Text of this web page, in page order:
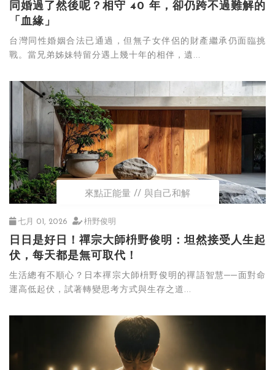
同婚過了然後呢？相守 40 年，卻仍跨不過難解的
「血緣」
台灣同性婚姻合法已通過，但無子女伴侶的財產繼承仍面臨挑
戰。當兄弟姊妹特留分遇上幾十年的相伴，遺...
來點正能量 與自己和解
七月 01, 2026 枡野俊明
日日是好日！禪宗大師枡野俊明：坦然接受人生起
伏，每天都是無可取代！
生活總有不順心？日本禪宗大師枡野俊明的禪語智慧──面對命
運高低起伏，試著轉變思考方式與生存之道...